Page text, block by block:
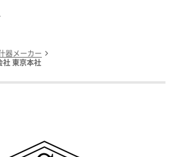
器メーカー
社 東京本社